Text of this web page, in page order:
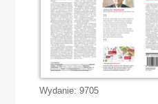
Wydanie: 9705